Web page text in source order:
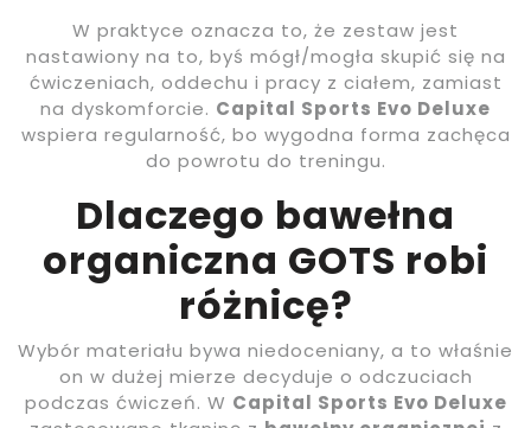
W praktyce oznacza to, że zestaw jest
nastawiony na to, byś mógł/mogła skupić się na
ćwiczeniach, oddechu i pracy z ciałem, zamiast
na dyskomforcie. Capital Sports Evo Deluxe
wspiera regularność, bo wygodna forma zachęca
do powrotu do treningu.
Dlaczego bawełna
organiczna GOTS robi
różnicę?
Wybór materiału bywa niedoceniany, a to właśnie
on w dużej mierze decyduje o odczuciach
podczas ćwiczeń. W Capital Sports Evo Deluxe